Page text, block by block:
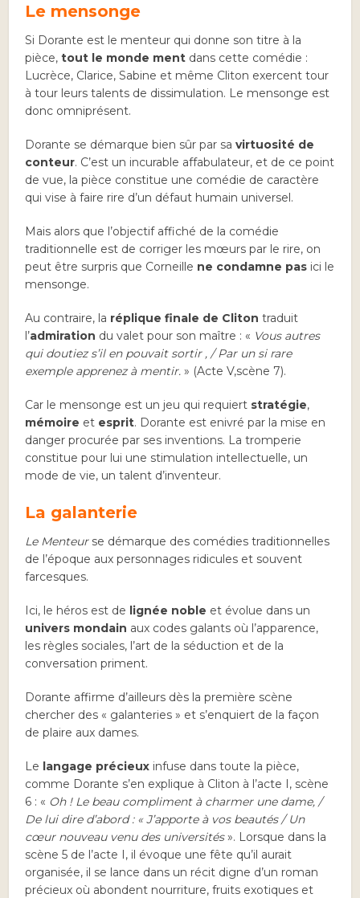
Le mensonge
Si Dorante est le menteur qui donne son titre à la
pièce,tout le monde ment dans cette comédie :
Lucrèce, Clarice, Sabine et même Cliton exercent tour
à tour leurs talents de dissimulation. Le mensonge est
donc omniprésent.
Dorante se démarque bien sûr par savirtuosité de
conteur. C’est un incurable affabulateur, et de ce point
de vue, la pièce constitue une comédie de caractère
qui vise à faire rire d’un défaut humain universel.
Mais alors que l’objectif affiché de la comédie
traditionnelle est de corriger les mœurs par le rire, on
peut être surpris que Corneille ne condamne pas ici le
mensonge.
Au contraire, la réplique finale de Cliton traduit
l’admiration du valet pour son maître : « Vous autres
qui doutiez s’il en pouvait sortir , / Par un si rare
exemple apprenez à mentir.» (Acte V,scène 7).
Car le mensonge est un jeu qui requiert stratégie,
mémoire et esprit. Dorante est enivré par la mise en
danger procurée par ses inventions. La tromperie
constitue pour lui une stimulation intellectuelle, un
mode de vie, un talent d’inventeur.
La galanterie
Le Menteurse démarque des comédies traditionnelles
de l’époque aux personnages ridicules et souvent
farcesques.
Ici, le héros est de lignée noble et évolue dans un
univers mondain aux codes galants où l’apparence,
les règles sociales, l’art de la séduction et de la
conversation priment.
Dorante affirme d’ailleurs dès la première scène
chercher des « galanteries » et s’enquiert de la façon
de plaire aux dames.
Le langage précieux infuse dans toute la pièce,
comme Dorante s’en explique à Cliton à l’acte I, scène
6 : « Oh ! Le beau compliment à charmer une dame, /
De lui dire d’abord : « J’apporte à vos beautés / Un
cœur nouveau venu des universités». Lorsque dans la
scène 5 de l’acte I, il évoque une fête qu’il aurait
organisée, il se lance dans un récit digne d’un roman
précieux où abondent nourriture, fruits exotiques et